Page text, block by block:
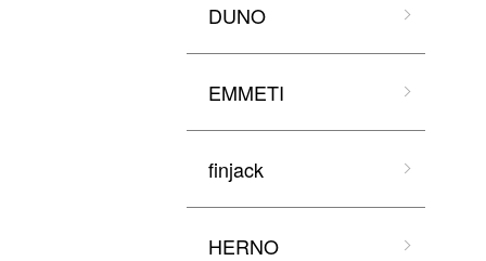
DUNO
EMMETI
finjack
HERNO